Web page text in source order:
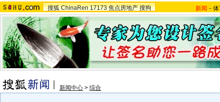
搜狐 ChinaRen 17173 焦点房地产 搜狗 新闻 -
新闻中心 > 综合